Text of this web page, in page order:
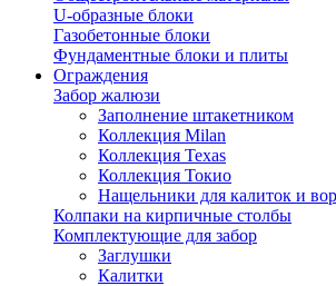
U-образные блоки
Газобетонные блоки
Фундаментные блоки и плиты
Ограждения
Забор жалюзи
Заполнение штакетником
Коллекция Milan
Коллекция Texas
Коллекция Токио
Нащельники для калиток и
Колпаки на кирпичные столбы
Комплектующие для забор
Заглушки
Калитки